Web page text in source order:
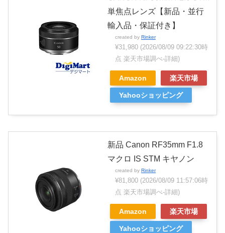
単焦点レンズ【新品・並行
輸入品・保証付き】
created by Rinker
¥31,980 (2026/08/09 09:22:30時
点 楽天市場調べ-詳細)
Amazon 楽天市場
Yahooショッピング
新品 Canon RF35mm F1.8
マクロ IS STM キヤノン
created by Rinker
¥81,800 (2026/08/09 11:57:06時
点 楽天市場調べ-詳細)
Amazon 楽天市場
Yahooショッピング